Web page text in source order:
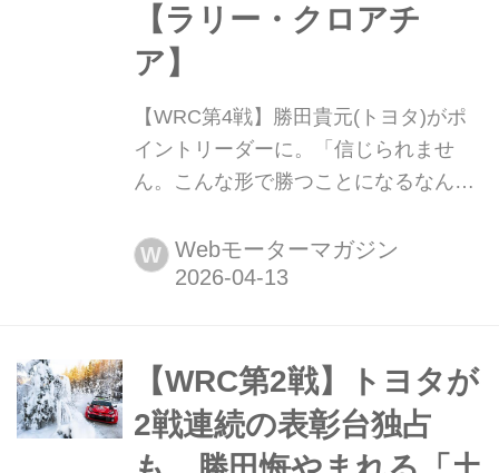
【ラリー・クロアチ
ア】
【WRC第4戦】勝田貴元(トヨタ)がポ
イントリーダーに。「信じられませ
ん。こんな形で勝つことになるなん
月9〜12日(現地時間)、WRC世界ラリ
ー選手権第4戦ラリー・クロアチアが
前戦の初優勝に続いて2連勝を達成。2
位にはトヨタのサミ・パヤリ、3位に
はヒョンデのヘイデン・パッドンが入
W Webモーターマガジン
【WRC第2戦】トヨタが
2戦連続の表彰台独占